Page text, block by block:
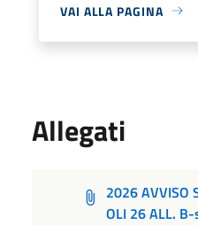
VAI ALLA PAGINA
Allegati
2026 AVVISO
OLI 26 ALL.